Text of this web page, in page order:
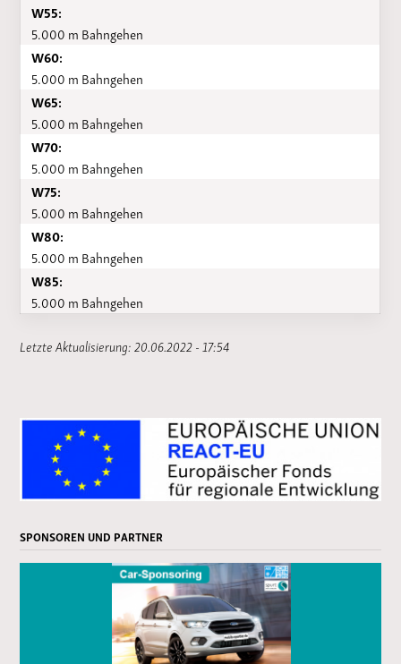
W55:
5.000 m Bahngehen
W60:
5.000 m Bahngehen
W65:
5.000 m Bahngehen
W70:
5.000 m Bahngehen
W75:
5.000 m Bahngehen
W80:
5.000 m Bahngehen
W85:
5.000 m Bahngehen
Letzte Aktualisierung: 20.06.2022 - 17:54
SPONSOREN UND PARTNER